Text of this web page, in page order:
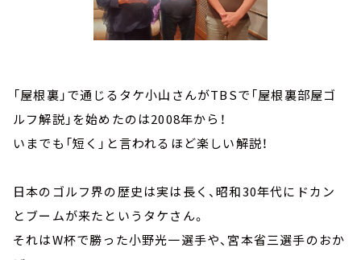
「屋根裏」で通じるタケ小山さんがTBSで「屋根裏部屋ゴ
ルフ解説」を始めたのは2008年から！
いまでも「短く」と言われるほど楽しい解説！
日本のゴルフ界の歴史は実は長く、昭和30年代にドカン
とブームが来たというタケさん。
それはW杯で勝った小野光一選手や、宮本省三選手のおか